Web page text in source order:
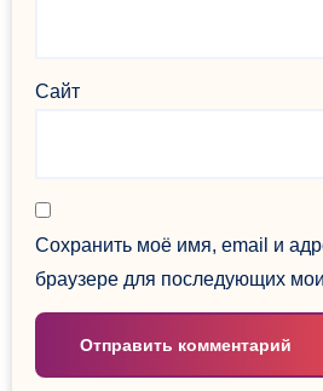
Сайт
Сохранить моё имя, email и
браузере для последующих